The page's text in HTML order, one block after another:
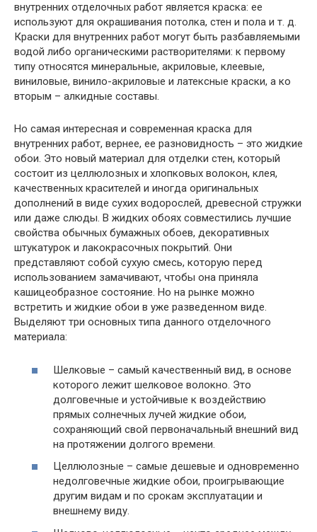
внутренних отделочных работ является краска: ее
используют для окрашивания потолка, стен и пола и т. д.
Краски для внутренних работ могут быть разбавляемыми
водой либо органическими растворителями: к первому
типу относятся минеральные, акриловые, клеевые,
виниловые, винило-акриловые и латексные краски, а ко
вторым – алкидные составы.
Но самая интересная и современная краска для
внутренних работ, вернее, ее разновидность – это жидкие
обои. Это новый материал для отделки стен, который
состоит из целлюлозных и хлопковых волокон, клея,
качественных красителей и иногда оригинальных
дополнений в виде сухих водорослей, древесной стружки
или даже слюды. В жидких обоях совместились лучшие
свойства обычных бумажных обоев, декоративных
штукатурок и лакокрасочных покрытий. Они
представляют собой сухую смесь, которую перед
использованием замачивают, чтобы она приняла
кашицеобразное состояние. Но на рынке можно
встретить и жидкие обои в уже разведенном виде.
Выделяют три основных типа данного отделочного
материала:
Шелковые – самый качественный вид, в основе
которого лежит шелковое волокно. Это
долговечные и устойчивые к воздействию
прямых солнечных лучей жидкие обои,
сохраняющий свой первоначальный внешний вид
на протяжении долгого времени.
Целлюлозные – самые дешевые и одновременно
недолговечные жидкие обои, проигрывающие
другим видам и по срокам эксплуатации и
внешнему виду.